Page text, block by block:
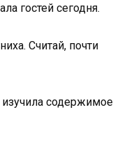
гостей сегодня.
Считай, почти
содержимое